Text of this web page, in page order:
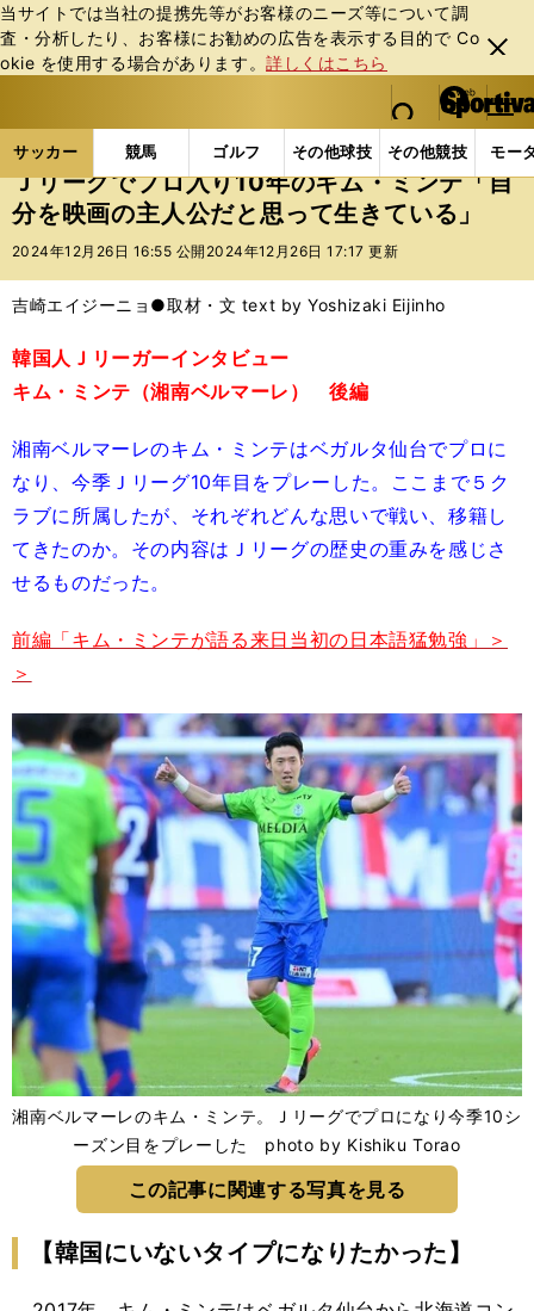
当サイトでは当社の提携先等がお客様のニーズ等について調
査・分析したり、お客様にお勧めの広告を表⽰する⽬的で Co
okie を使⽤する場合があります。詳しくはこちら
閉じ
る
web Sportiva (webスポルティーバ)
検索
マイペ
ー
ジ
メニュ
サッカー 競馬 ゴルフ その他球技 その他競技 モー
ス
ポ
ル
バ
サッカーの記事一覧 Jリーグ他 Jリーグ Ｊリー
Ｊリーグでプロ入り10年のキム・ミンテ「自
分を映画の主人公だと思って生きている」
2024年12月26日 16:55 公開 2024年12月26日 17:17 更新
吉崎エイジーニョ●取材・文 text by Yoshizaki Eijinho
韓国人Ｊリーガーインタビュー
キム・ミンテ（湘南ベルマーレ） 後編
湘南ベルマーレのキム・ミンテはベガルタ仙台でプロに
なり、今季Ｊリーグ10年目をプレーした。ここまで５ク
ラブに所属したが、それぞれどんな思いで戦い、移籍し
てきたのか。その内容はＪリーグの歴史の重みを感じさ
せるものだった。
前編「キム・ミンテが語る来日当初の日本語猛勉強」＞
＞
湘南ベルマーレのキム・ミンテ。Ｊリーグでプロになり今季10シ
ーズン目をプレーした photo by Kishiku Torao
この記事に関連する写真を見る
【韓国にいないタイプになりたかった】